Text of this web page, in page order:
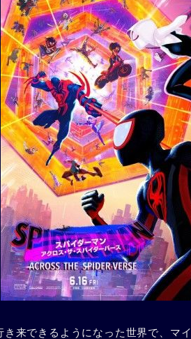
き来できるようになった世界で、マ